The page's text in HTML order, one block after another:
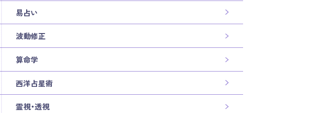
易占い
波動修正
算命学
西洋占星術
霊視・透視